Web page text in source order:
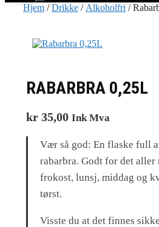
Hjem /Drikke / Alkoholfri /
RABARBRA 0,25L
kr 35,00 Ink Mva
Vær så god: En flaske full
rabarbra. Godt for det aller
frokost, lunsj, middag og
tørst.
Visste du at det finnes